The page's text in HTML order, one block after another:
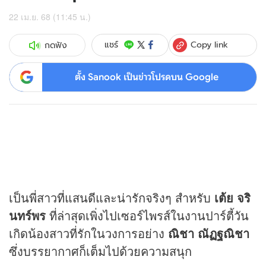
22 เม.ย. 68 (11:45 น.)
กดฟัง แชร์ Copy link
ตั้ง Sanook เป็นข่าวโปรดบน Google
เป็นพี่สาวที่แสนดีและน่ารักจริงๆ สำหรับ เต้ย จริ
นทร์พร ที่ล่าสุดเพิ่งไปเซอร์ไพรส์ในงานปาร์ตี้วัน
เกิดน้องสาวที่รักในวงการอย่าง ณิชา ณัฏฐณิชา
ซึ่งบรรยากาศก็เต็มไปด้วยความสนุก